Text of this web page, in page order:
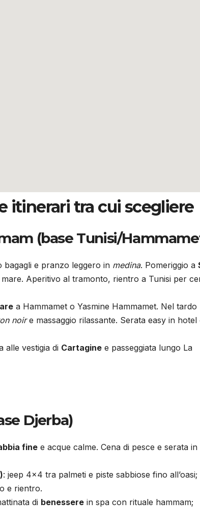
itinerari tra cui scegliere
(base Tunisi/
bagagli e pranzo leggero in medina. Pomeriggio a
Aperitivo al tramonto, rientro a Tunisi per
a Hammamet o Yasmine Hammamet. Nel tardo
noire massaggio rilassante. Serata easy in hotel
alle vestigia di Cartagine e passeggiata lungo La
Djerba)
fine e acque calme. Cena di pesce e serata in
: jeep 4×4 tra palmeti e piste sabbiose fino all’oasi;
e rientro.
di benessere in spa con rituale hammam;